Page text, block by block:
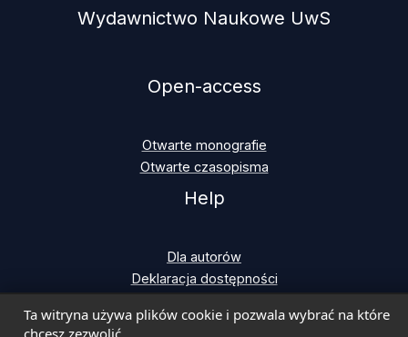
Ta witryna używa plików cookie i pozwala wybrać na które
chcesz zezwolić
Wydawnictwo Naukowe UwS
Open-access
Otwarte monografie
Otwarte czasopisma
Help
Dla autorów
Deklaracja dostępności